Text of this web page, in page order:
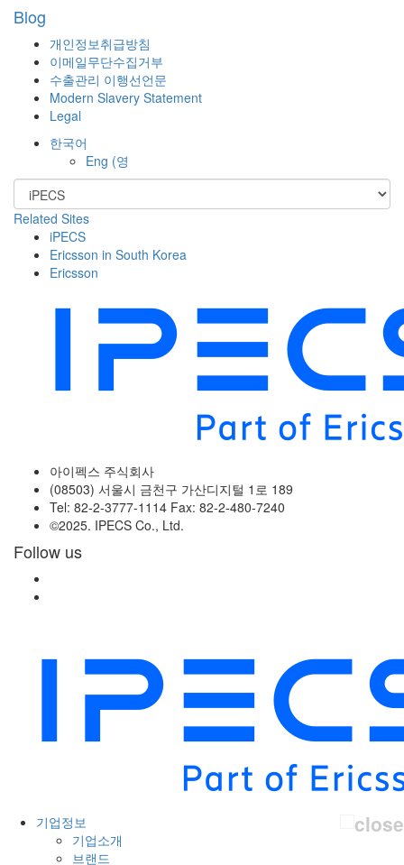
Blog
개인정보취급방침
이메일무단수집거부
수출관리 이행선언문
Modern Slavery Statement
Legal
한국어
Eng (영
Related Sites
iPECS
Ericsson in South Korea
Ericsson
아이펙스 주식회사
(08503) 서울시 금천구 가산디지털 1로 189
Tel: 82-2-3777-1114 Fax: 82-2-480-7240
©2025. IPECS Co., Ltd.
Follow us
기업정보
기업소개
브랜드